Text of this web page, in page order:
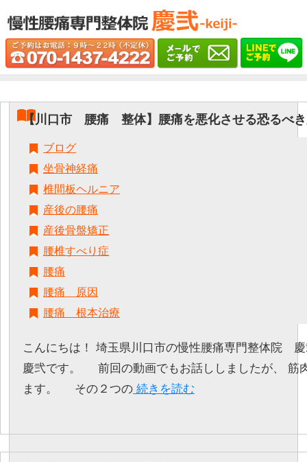
【川口市 腰痛 整体】腰痛を悪化させる恐るべ
ブログ
坐骨神経痛
椎間板ヘルニア
産後の腰痛
産後骨盤矯正
腰椎すべり症
腰痛
腰痛 原因
腰痛 根本治療
こんにちは！ 埼玉県川口市の慢性腰痛専門整体院
慶弐です。 前回の動画でもお話ししましたが、 筋
ます。 その２つの 続きを読む